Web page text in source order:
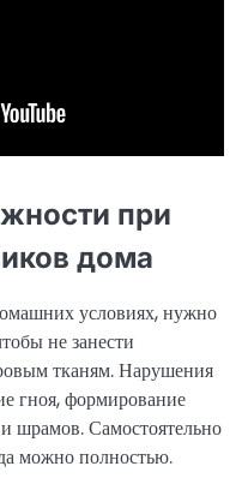
при
дома
условиях, нужно
не занести
тканям. Нарушения
гноя, формирование
шрамов. Самостоятельно
можно полностью.